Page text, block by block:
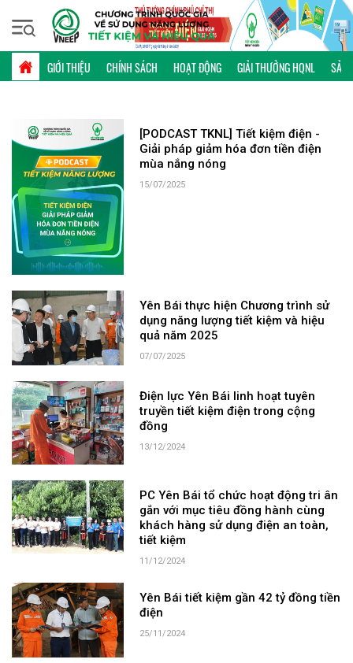
GIỚI THIỆU CHÍNH SÁCH HOẠT ĐỘNG GIẢI THƯỞNG HQNL SẢN
Thứ sáu, 07/08/2026 | 13:07 GMT+7
TỪ KHÓA: YÊN BÁI
[PODCAST TKNL] Tiết kiệm điện -
Giải pháp giảm hóa đơn tiền điện
mùa nắng nóng
15/07/2025
Yên Bái thực hiện Chương trình sử
dụng năng lượng tiết kiệm và hiệu
quả năm 2025
07/07/2025
Điện lực Yên Bái linh hoạt tuyên
truyền tiết kiệm điện trong cộng
đồng
13/12/2024
PC Yên Bái tổ chức hoạt động tri ân
gắn với mục tiêu đồng hành cùng
khách hàng sử dụng điện an toàn,
tiết kiệm
11/12/2024
Yên Bái tiết kiệm gần 42 tỷ đồng tiền
điện
25/11/2024